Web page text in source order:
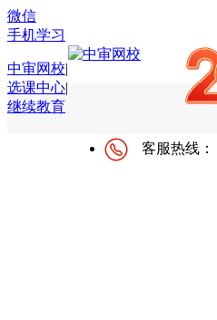
微信
手机学习
中审网校|
选课中心|
继续教育
客服热线：